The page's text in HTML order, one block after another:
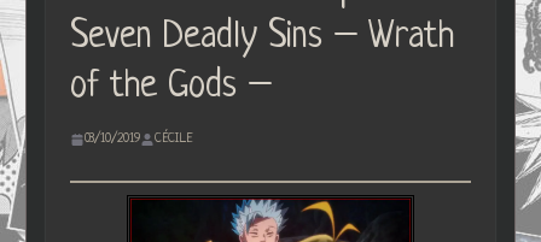
Seven Deadly Sins – Wrath
of the Gods –
03/10/2019 CÉCILE